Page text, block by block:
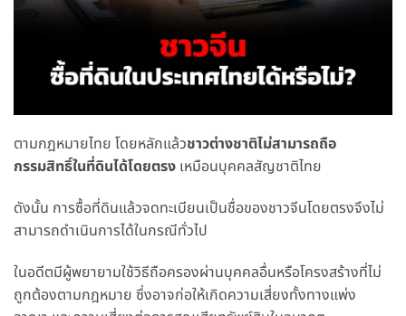
ตามกฎหมายไทย โดยหลักแล้วชาวต่างชาติไม่สามารถถือ
กรรมสิทธิ์ในที่ดินได้โดยตรง เหมือนบุคคลสัญชาติไทย
ดังนั้น การซื้อที่ดินแล้วจดทะเบียนเป็นชื่อของชาวจีนโดยตรงจึงไม่
สามารถดำเนินการได้ในกรณีทั่วไป
ในอดีตมีผู้พยายามใช้วิธีถือครองผ่านบุคคลอื่นหรือโครงสร้างที่ไม่
ถูกต้องตามกฎหมาย ซึ่งอาจก่อให้เกิดความเสี่ยงทั้งทางแพ่ง